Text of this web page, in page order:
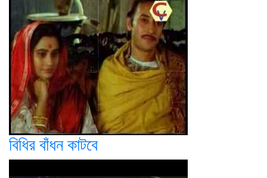
বিধির বাঁধন কাটবে